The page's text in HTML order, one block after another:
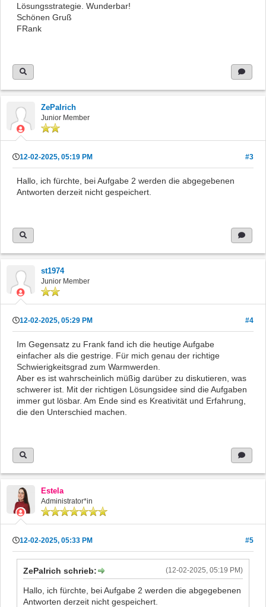
Lösungsstrategie. Wunderbar!
Schönen Gruß
FRank
ZePalrich
Junior Member
12-02-2025, 05:19 PM #3
Hallo, ich fürchte, bei Aufgabe 2 werden die abgegebenen
Antworten derzeit nicht gespeichert.
st1974
Junior Member
12-02-2025, 05:29 PM #4
Im Gegensatz zu Frank fand ich die heutige Aufgabe
einfacher als die gestrige. Für mich genau der richtige
Schwierigkeitsgrad zum Warmwerden.
Aber es ist wahrscheinlich müßig darüber zu diskutieren, was
schwerer ist. Mit der richtigen Lösungsidee sind die Aufgaben
immer gut lösbar. Am Ende sind es Kreativität und Erfahrung,
die den Unterschied machen.
Estela
Administrator*in
12-02-2025, 05:33 PM #5
(12-02-2025, 05:19 PM)
ZePalrich schrieb:
Hallo, ich fürchte, bei Aufgabe 2 werden die abgegebenen
Antworten derzeit nicht gespeichert.